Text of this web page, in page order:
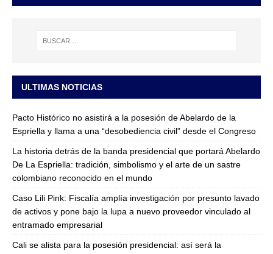
ULTIMAS NOTICIAS
Pacto Histórico no asistirá a la posesión de Abelardo de la
Espriella y llama a una “desobediencia civil” desde el Congreso
La historia detrás de la banda presidencial que portará Abelardo
De La Espriella: tradición, simbolismo y el arte de un sastre
colombiano reconocido en el mundo
Caso Lili Pink: Fiscalía amplía investigación por presunto lavado
de activos y pone bajo la lupa a nuevo proveedor vinculado al
entramado empresarial
Cali se alista para la posesión presidencial: así será la